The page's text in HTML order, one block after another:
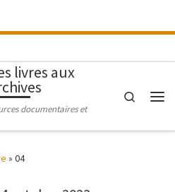
livres aux
documentaires et
Search
» 04